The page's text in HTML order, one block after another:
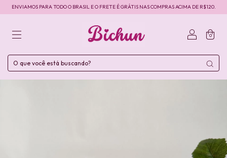
ENVIAMOS PARA TODO O BRASIL E O FRETE É GRÁTIS NAS COMPRAS ACIMA DE R$120.
0